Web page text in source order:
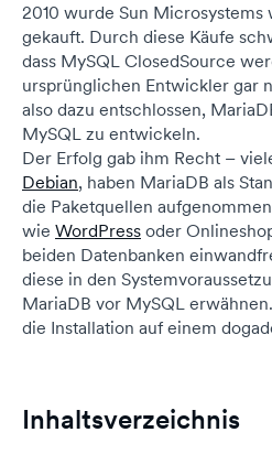
2010 wurde Sun
gekauft. Durch diese Käufe
dass MySQL ClosedSource
ursprünglichen Entwickler gar
also dazu entschlossen,
MySQL zu entwickeln.
Der Erfolg gab ihm Recht –
Debian, haben MariaDB als
die Paketquellen
wie WordPress oder
beiden Datenbanken
diese in den
MariaDB vor MySQL
die Installation auf einem
Inhaltsverzeichnis